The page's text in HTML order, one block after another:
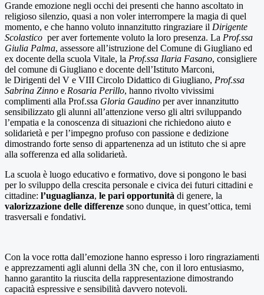
Grande emozione negli occhi dei presenti che hanno ascoltato in
religioso silenzio, quasi a non voler interrompere la magia di quel
momento, e che hanno voluto innanzitutto ringraziare il Dirigente
Scolastico per aver fortemente voluto la loro presenza. La Prof.ssa
Giulia Palma, assessore all’istruzione del Comune di Giugliano ed
ex docente della scuola Vitale, la Prof.ssa Ilaria Fasano, consigliere
del comune di Giugliano e docente dell’Istituto Marconi,
le Dirigenti del V e VIII Circolo Didattico di Giugliano, Prof.ssa
Sabrina Zinno e Rosaria Perillo, hanno rivolto vivissimi
complimenti alla Prof.ssa Gloria Gaudino per aver innanzitutto
sensibilizzato gli alunni all’attenzione verso gli altri sviluppando
l’empatia e la conoscenza di situazioni che richiedono aiuto e
solidarietà e per l’impegno profuso con passione e dedizione
dimostrando forte senso di appartenenza ad un istituto che si apre
alla sofferenza ed alla solidarietà.
La scuola è luogo educativo e formativo, dove si pongono le basi
per lo sviluppo della crescita personale e civica dei futuri cittadini e
cittadine: l’uguaglianza, le pari opportunità di genere, la
valorizzazione delle differenze sono dunque, in quest’ottica, temi
trasversali e fondativi.
Con la voce rotta dall’emozione hanno espresso i loro ringraziamenti
e apprezzamenti agli alunni della 3N che, con il loro entusiasmo,
hanno garantito la riuscita della rappresentazione dimostrando
capacità espressive e sensibilità davvero notevoli.